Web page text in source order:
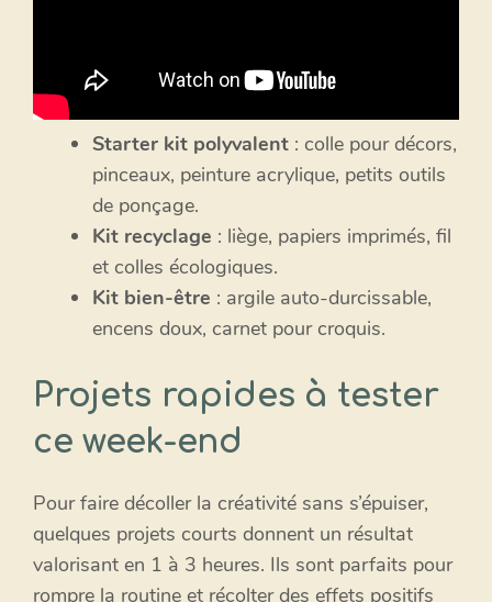
Starter kit polyvalent : colle pour décors,
pinceaux, peinture acrylique, petits outils
de ponçage.
Kit recyclage : liège, papiers imprimés, fil
et colles écologiques.
Kit bien-être : argile auto-durcissable,
encens doux, carnet pour croquis.
Projets rapides à tester
ce week-end
Pour faire décoller la créativité sans s’épuiser,
quelques projets courts donnent un résultat
valorisant en 1 à 3 heures. Ils sont parfaits pour
rompre la routine et récolter des effets positifs